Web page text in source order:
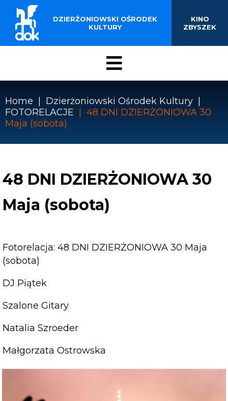
Przejdź
treści
Menu
DOK
BUDYNKU KINOTEATRU
„ZBYSZEK” W
DZIERŻONIOWIE
DZIERŻONIOWSKI OŚRODEK
KULTURY
KINO
ZBYSZEK
Ścieżka
nawigacyjna
Home
Dzierżoniowski Ośrodek Kultury
FOTORELACJE
48 DNI DZIERŻONIOWA 30
Maja (sobota)
48 DNI DZIERŻONIOWA 30
Maja (sobota)
Fotorelacja: 48 DNI DZIERŻONIOWA 30 Maja
(sobota)
DJ Piątek
Szalone Gitary
Natalia Szroeder
Małgorzata Ostrowska